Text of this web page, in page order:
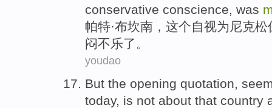
conservative conscience, was
帕特·布坎南 ， 这个自视为 尼克松
闷不乐了。
youdao
But the opening quotation,
today, is not about that country